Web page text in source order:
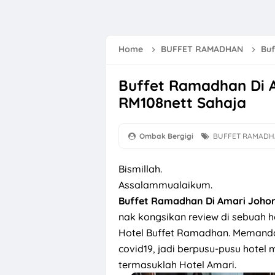
Lirik Lagu Gala
Bunga Raya
Memang Sibuk
Fadhilat dan
Menikmati Mee
Home BUFFET RAMADHAN
Buffet Ramadhan Di
RM108nett Sahaja
Ombak Bergigi BUFFET
Bismillah.
Assalammualaikum.
Buffet Ramadhan Di Amari
nak kongsikan review di sebuah
Hotel Buffet Ramadhan.
covid19, jadi berpusu-pusu
termasuklah Hotel Amari.